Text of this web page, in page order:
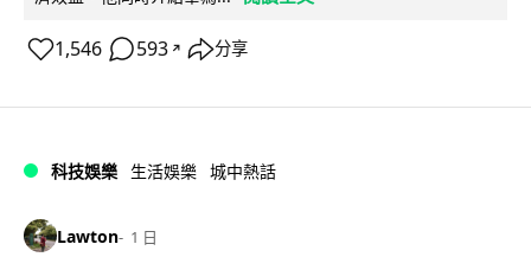
1,546 593 ↗ 分享
科技娛樂 生活娛樂 城中熱話
Lawton 1 日